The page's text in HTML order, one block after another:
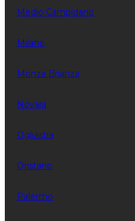
Medio Campidano
Milano
Monza Brianza
Novara
Ogliastra
Oristano
Palermo